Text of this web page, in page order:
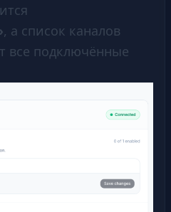
, а список каналов
все подключённые